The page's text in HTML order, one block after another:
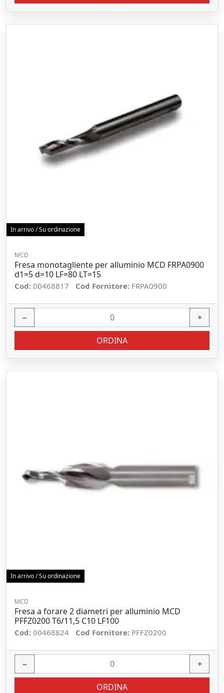
In arrivo / Su ordinazione
MCD
Fresa monotagliente per alluminio MCD FRPA0900
d1=5 d=10 LF=80 LT=15
Cod: 00468817 Cod Fornitore: FRPA0900
− +
ORDINA
In arrivo / Su ordinazione
MCD
Fresa a forare 2 diametri per alluminio MCD
PFFZ0200 T6/11,5 C10 LF100
Cod: 00468824 Cod Fornitore: PFFZ0200
− +
ORDINA